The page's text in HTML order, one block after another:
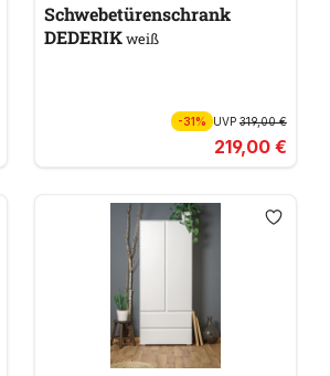
Schwebetürenschrank
DEDERIKweiß
-31% UVP 319,00 €
219,00 €